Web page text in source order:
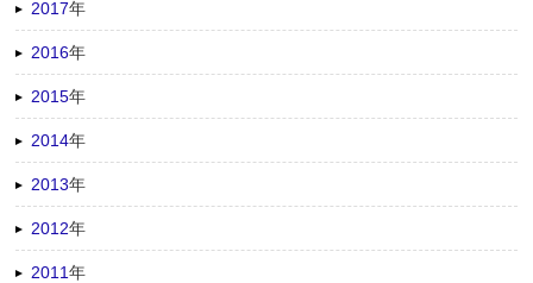
2017年
2016年
2015年
2014年
2013年
2012年
2011年